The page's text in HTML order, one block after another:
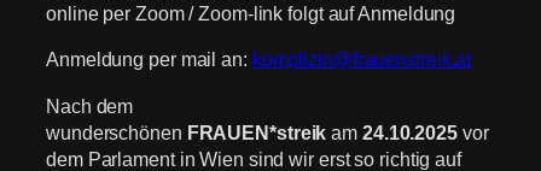
online per Zoom / Zoom-link folgt auf Anmeldung
Anmeldung per mail an: komplizin@frauenstreik.at
Nach dem
wunderschönen FRAUEN*streik am 24.10.2025vor
dem Parlament in Wien sind wir erst so richtig auf